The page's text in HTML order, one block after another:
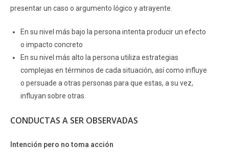
presentar un caso o argumento lógico y atrayente.
En su nivel más bajo la persona intenta producir un efecto
o impacto concreto
En su nivel más alto la persona utiliza estrategias
complejas en términos de cada situación, así como influye
o persuade a otras personas para que estas, a su vez,
influyan sobre otras.
CONDUCTAS A SER OBSERVADAS
Intención pero no toma acción